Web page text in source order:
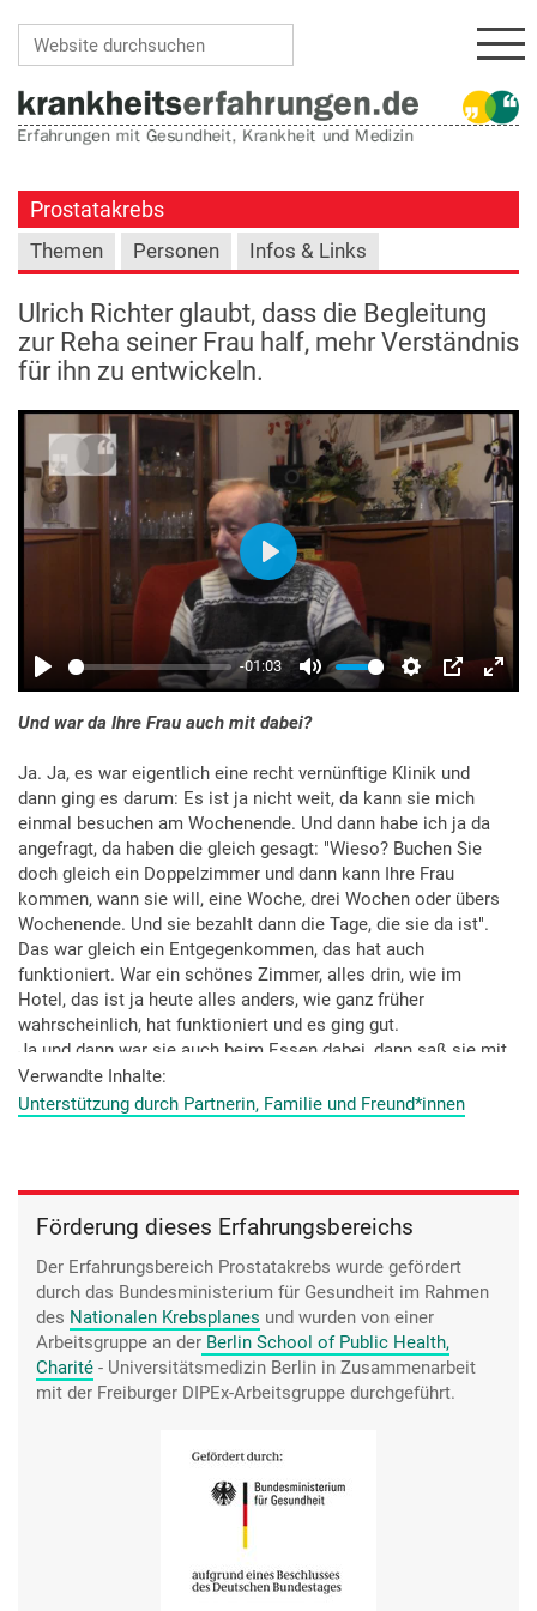
Prostatakrebs
Themen Personen Infos & Links
Ulrich Richter glaubt, dass die Begleitung
zur Reha seiner Frau half, mehr Verständnis
für ihn zu entwickeln.
Und war da Ihre Frau auch mit dabei?
Ja. Ja, es war eigentlich eine recht vernünftige Klinik und
dann ging es darum: Es ist ja nicht weit, da kann sie mich
einmal besuchen am Wochenende. Und dann habe ich ja da
angefragt, da haben die gleich gesagt: "Wieso? Buchen Sie
doch gleich ein Doppelzimmer und dann kann Ihre Frau
kommen, wann sie will, eine Woche, drei Wochen oder übers
Wochenende. Und sie bezahlt dann die Tage, die sie da ist".
Das war gleich ein Entgegenkommen, das hat auch
funktioniert. War ein schönes Zimmer, alles drin, wie im
Hotel, das ist ja heute alles anders, wie ganz früher
wahrscheinlich, hat funktioniert und es ging gut.
Ja und dann war sie auch beim Essen dabei, dann saß sie mit
den anderen auch zusammen, ich weiß nicht, ob es ihr immer
gefallen hat, wenn da Frauen saßen, ohne Haare auf dem
entwickelt, dass diese Menschen ja auch noch da sind und
die noch leben, die sind doch nicht alle tot.
Verwandte Inhalte
Unterstützung durch Partnerin, Familie und Freund*innen
Förderung dieses Erfahrungsbereichs
Der Erfahrungsbereich Prostatakrebs wurde gefördert
durch das Bundesministerium für Gesundheit im Rahmen
des Nationalen Krebsplanes und wurden von einer
Arbeitsgruppe an der Berlin School of Public Health,
Charité - Universitätsmedizin Berlin in Zusammenarbeit
mit der Freiburger DIPEx-Arbeitsgruppe durchgeführt.